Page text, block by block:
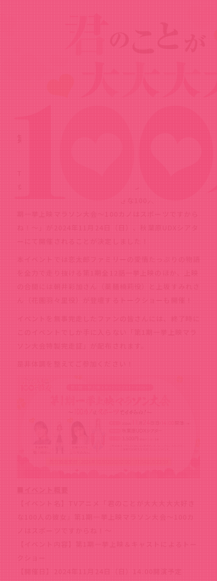
News
第1期一挙上映会開催決定！
TVアニメ『君のことが大大大大大好きな100人の彼
女』のキャストトーク付き二大イベント第1弾、「TVア
ニメ『君のことが大大大大大好きな100人の彼女』第1
期一挙上映マラソン大会～100カノはスポーツですから
ね！～」が2024年11月24日（日）、秋葉原UDXシアタ
ーにて開催されることが決定しました！
本イベントでは恋太郎ファミリーの愛情たっぷりの物語
を全力で走り抜ける第1期全12話一挙上映のほか、上映
の合間には朝井彩加さん（薬膳楠莉役）と上坂すみれさ
ん（花園羽々里役）が登壇するトークショーも開催！
イベントを無事完走したファンの皆さんには、終了時に
このイベントでしか手に入らない「第1期一挙上映マラ
ソン大会特製完走証」が配布されます。
是非体調を整えてご参加ください！
■イベント概要
【イベント名】TVアニメ「君のことが大大大大大好き
な100人の彼女」第1期一挙上映マラソン大会～100カ
ノはスポーツですからね！～
【イベント内容】第1期一挙上映＆キャストによるトー
クショー
【開催日】2024年11月24日（日）14:00開演予定